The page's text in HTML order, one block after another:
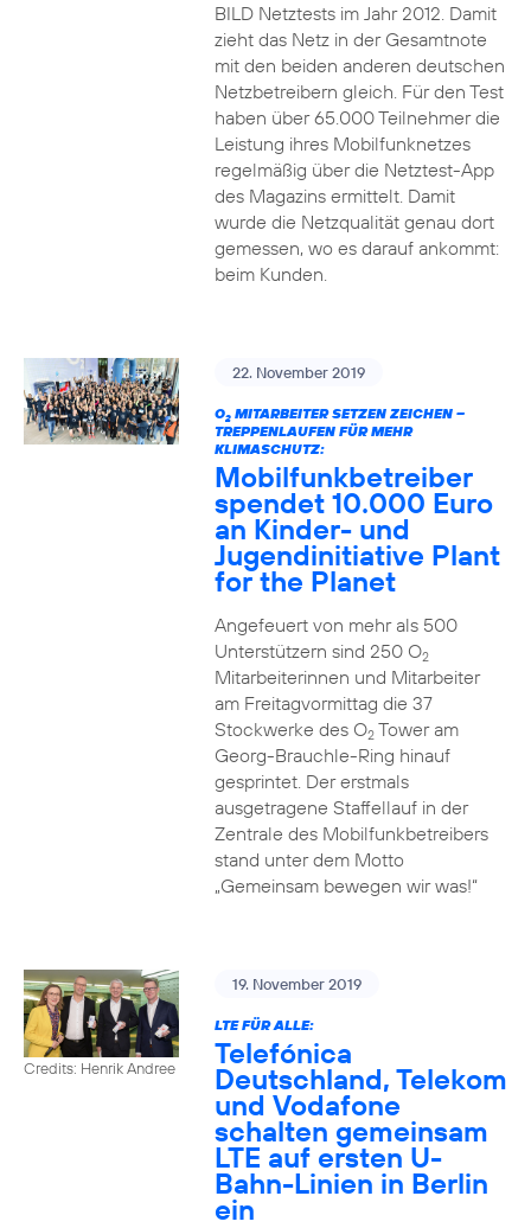
BILD Netztests im Jahr 2012. Damit
zieht das Netz in der Gesamtnote
mit den beiden anderen deutschen
Netzbetreibern gleich. Für den Test
haben über 65.000 Teilnehmer die
Leistung ihres Mobilfunknetzes
regelmäßig über die Netztest-App
des Magazins ermittelt. Damit
wurde die Netzqualität genau dort
gemessen, wo es darauf ankommt:
beim Kunden.
22. November 2019
O2MITARBEITER SETZEN ZEICHEN –
TREPPENLAUFEN FÜR MEHR
KLIMASCHUTZ:
Mobilfunkbetreiber
spendet 10.000 Euro
an Kinder- und
Jugendinitiative Plant
for the Planet
Angefeuert von mehr als 500
Unterstützern sind 250 O2
Mitarbeiterinnen und Mitarbeiter
am Freitagvormittag die 37
Stockwerke des O2Tower am
Georg-Brauchle-Ring hinauf
gesprintet. Der erstmals
ausgetragene Staffellauf in der
Zentrale des Mobilfunkbetreibers
stand unter dem Motto
„Gemeinsam bewegen wir was!“
Credits: Henrik Andree
19. November 2019
LTE FÜR ALLE:
Telefónica
Deutschland, Telekom
und Vodafone
schalten gemeinsam
LTE auf ersten U-
Bahn-Linien in Berlin
ein